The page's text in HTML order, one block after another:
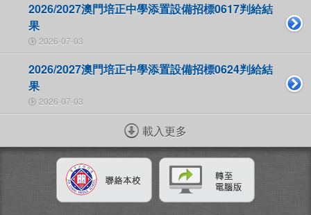
2026/2027澳門培正中學添置設備招標0617判給結
果
2026-07-03
2026/2027澳門培正中學添置設備招標0624判給結
果
2026-07-03
載入更多